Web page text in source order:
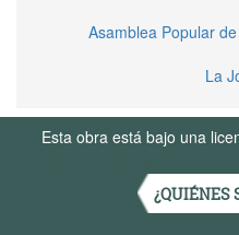
Asamblea Popular
La
Esta obra está bajo una
¿QUIÉNES